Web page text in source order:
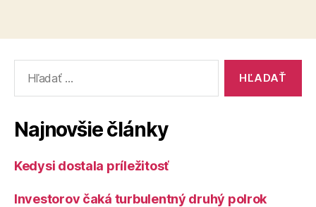
Najnovšie články
Kedysi dostala príležitosť
Investorov čaká turbulentný druhý polrok